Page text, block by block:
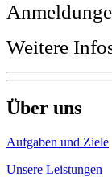
Weitere
Über uns
Aufgaben und Ziele
Unsere Leistungen